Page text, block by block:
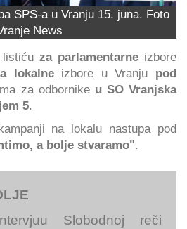
SPS-a u Vranju 15. juna. Foto
News
za parlamentarneizbore
lokalneizbore u Vranju pod
za odbornike u SO Vranjska
5.
na lokalu nastupa pod
a bolje stvaramo".
Slobodnoj reči